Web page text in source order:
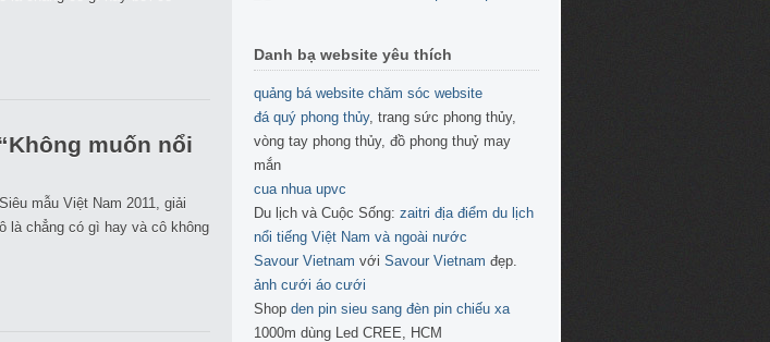
muốn nổi
mẫu Việt Nam 2011, giải
là chẳng có gì hay và cô không
Danh bạ website yêu thích
quảng bá website chăm sóc website
đá quý phong thủy, trang sức phong thủy,
vòng tay phong thủy, đồ phong thuỷ may
mắn
cua nhua upvc
Du lịch và Cuộc Sống: zaitri địa điểm du lịch
nổi tiếng Việt Nam và ngoài nước
Savour Vietnam với Savour Vietnam đẹp.
ảnh cưới áo cưới
Shop den pin sieu sang đèn pin chiếu xa
1000m dùng Led CREE, HCM